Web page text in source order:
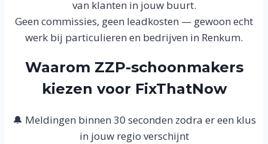
van klanten in jouw buurt.
Geen commissies, geen leadkosten — gewoon echt
werk bij particulieren en bedrijven in Renkum.
Waarom ZZP-schoonmakers
kiezen voor FixThatNow
🔔 Meldingen binnen 30 seconden zodra er een klus
in jouw regio verschijnt